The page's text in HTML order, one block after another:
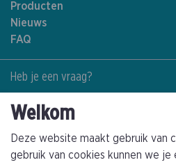
Producten
Nieuws
FAQ
Heb je een vraag?
Contacteer ons
+32(0)89463794
info@kathagen.be
Welkom
Deze website maakt gebruik van
gebruik van cookies kunnen we